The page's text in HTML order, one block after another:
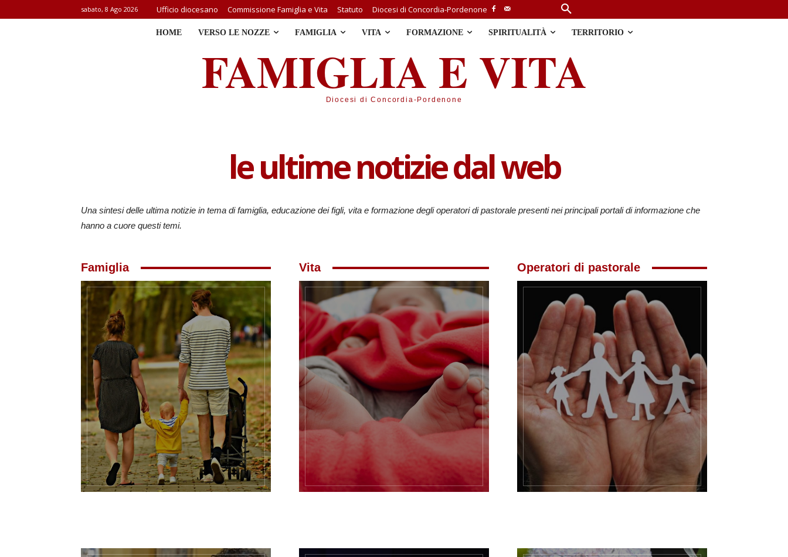
sabato, 8 Ago 2026 Ufficio diocesano Commissione Famiglia e Vita Statuto Diocesi di Concordia-Pordenone
HOME VERSO LE NOZZE FAMIGLIA VITA FORMAZIONE SPIRITUALITÀ TERRITORIO
FAMIGLIA E VITA
Diocesi di Concordia-Pordenone
le ultime notizie dal web
Una sintesi delle ultima notizie in tema di famiglia, educazione dei figli, vita e formazione degli operatori di pastorale presenti nei principali portali di informazione che
hanno a cuore questi temi.
Famiglia Vita Operatori di pastorale